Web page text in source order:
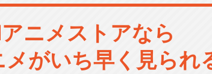
ニメストアなら
がいち早く見られ